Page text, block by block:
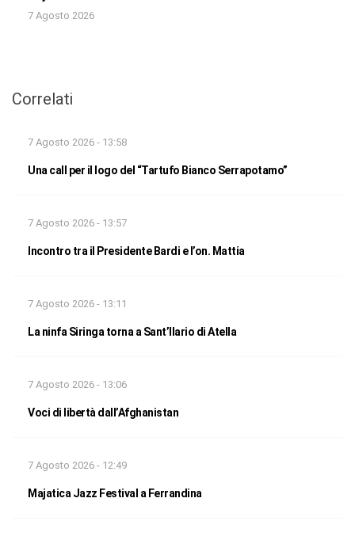
7 Agosto 2026
Correlati
7 Agosto 2026 - 13:58
Una call per il logo del “Tartufo Bianco Serrapotamo”
7 Agosto 2026 - 13:57
Incontro tra il Presidente Bardi e l’on. Mattia
7 Agosto 2026 - 13:11
La ninfa Siringa torna a Sant’Ilario di Atella
7 Agosto 2026 - 13:06
Voci di libertà dall’Afghanistan
7 Agosto 2026 - 12:49
Majatica Jazz Festival a Ferrandina